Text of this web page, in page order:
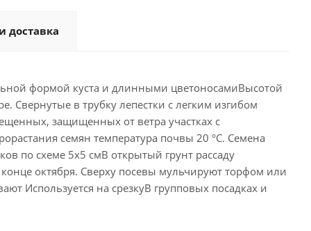
доставка
формой куста и длинными цветоносамиВысотой
в трубку лепестки с легким изгибом
защищенных от ветра участках с
семян температура почвы 20 °C. Семена
по схеме 5х5 смВ открытый грунт рассаду
октября. Сверху посевы мульчируют торфом или
Используется на срезкуВ групповых посадках и